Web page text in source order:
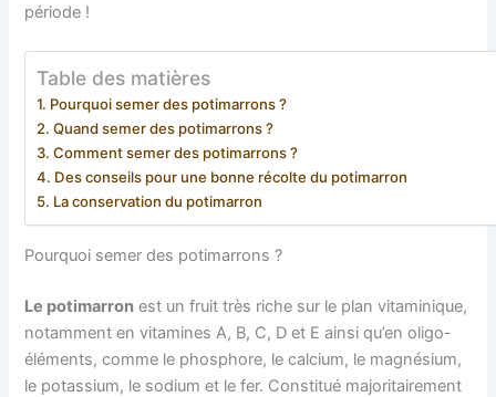
période !
Table des matières
Pourquoi semer des potimarrons ?
Quand semer des potimarrons ?
Comment semer des potimarrons ?
Des conseils pour une bonne récolte du potimarron
La conservation du potimarron
Pourquoi semer des potimarrons ?
Le potimarron est un fruit très riche sur le plan vitaminique,
notamment en vitamines A, B, C, D et E ainsi qu’en oligo-
éléments, comme le phosphore, le calcium, le magnésium,
le potassium, le sodium et le fer. Constitué majoritairement